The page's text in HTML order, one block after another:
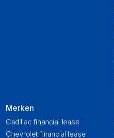
Merken
Cadillac financial lease
Chevrolet financial lease